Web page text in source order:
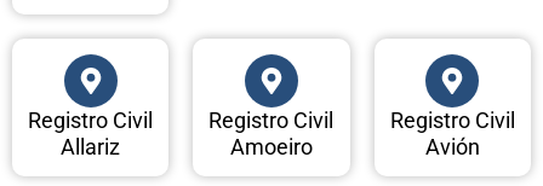
Registro Civil
Allariz
Registro Civil
Amoeiro
Registro Civil
Avión